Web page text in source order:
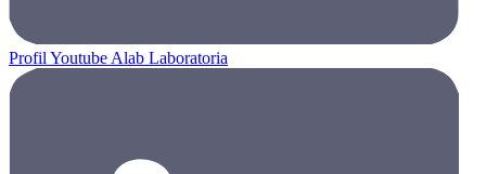
Profil Youtube Alab Laboratoria